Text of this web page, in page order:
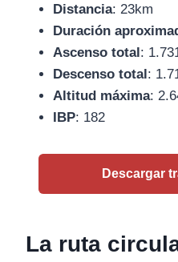
Distancia: 23km
Duración
Ascenso total:
Descenso total:
Altitud máxima:
IBP: 182
Descargar
La ruta